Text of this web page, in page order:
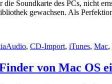
die Soundkarte des PCs, nicht
gewachsen. Als
Schlagwörter
Audio, CD-Import, iTunes, Mac,
von Mac OS